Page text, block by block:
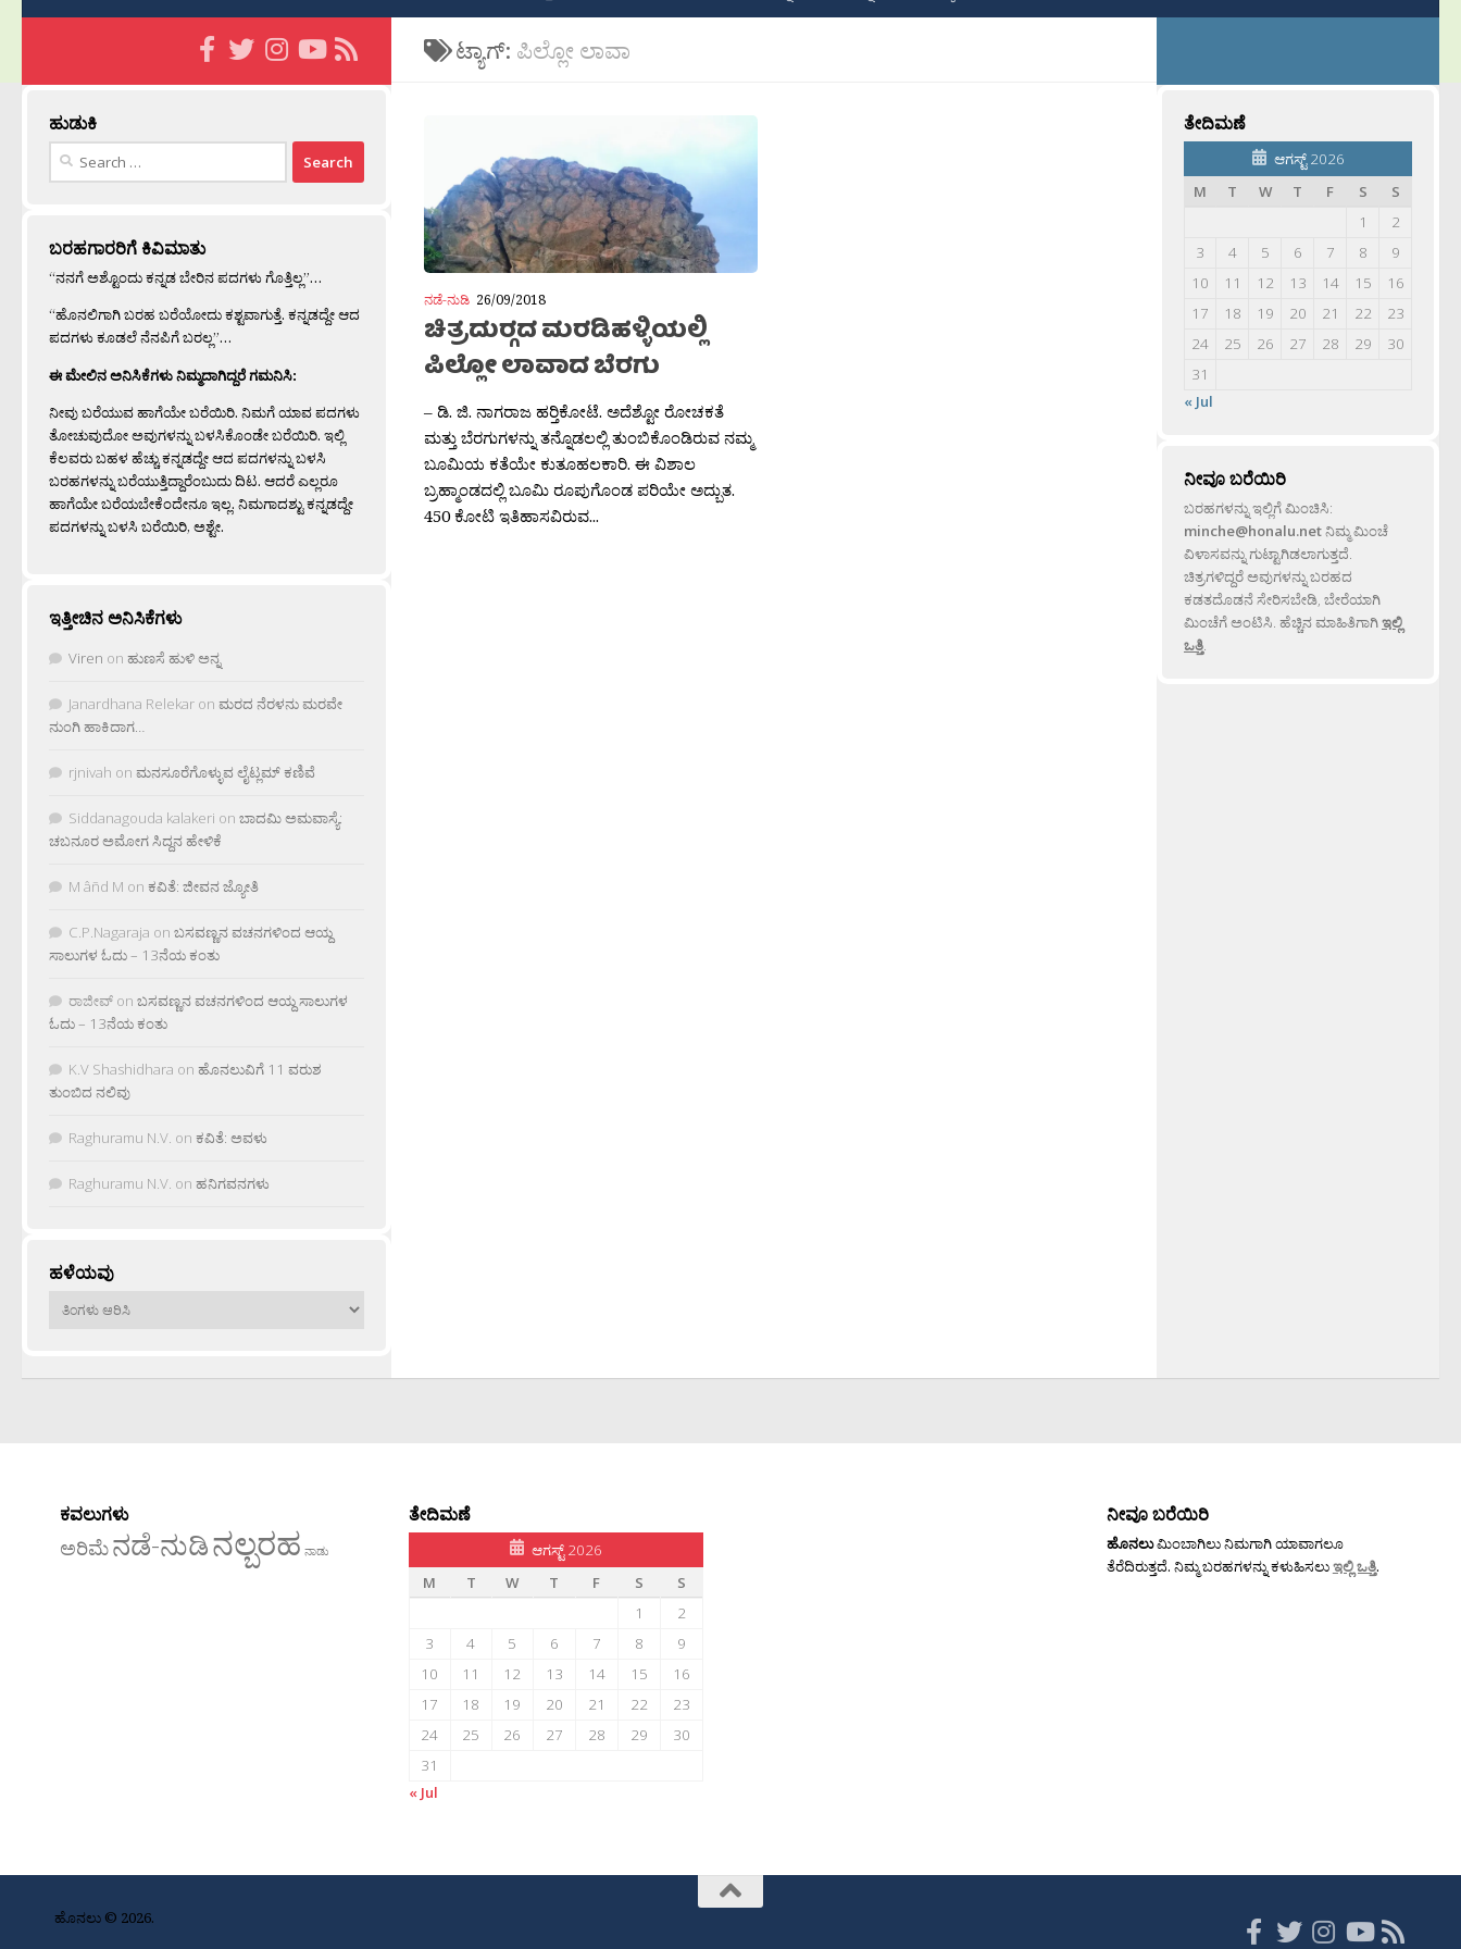
ಟ್ಯಾಗ್: ಪಿಲ್ಲೋ ಲಾವಾ
ನಡೆ-ನುಡಿ 26/09/2018
ಚಿತ್ರದುರ‍್ಗದ ಮರಡಿಹಳ್ಳಿಯಲ್ಲಿ
ಪಿಲ್ಲೋ ಲಾವಾದ ಬೆರಗು
– ಡಿ. ಜಿ. ನಾಗರಾಜ ಹರ‍್ತಿಕೋಟೆ. ಅದೆಶ್ಟೋ ರೋಚಕತೆ
ಮತ್ತು ಬೆರಗುಗಳನ್ನು ತನ್ನೊಡಲಲ್ಲಿ ತುಂಬಿಕೊಂಡಿರುವ ನಮ್ಮ
ಬೂಮಿಯ ಕತೆಯೇ ಕುತೂಹಲಕಾರಿ. ಈ ವಿಶಾಲ
ಬ್ರಹ್ಮಾಂಡದಲ್ಲಿ ಬೂಮಿ ರೂಪುಗೊಂಡ ಪರಿಯೇ ಅದ್ಬುತ.
450 ಕೋಟಿ ಇತಿಹಾಸವಿರುವ...
ಹುಡುಕಿ
Search
ಬರಹಗಾರರಿಗೆ ಕಿವಿಮಾತು
“ನನಗೆ ಅಶ್ಟೊಂದು ಕನ್ನಡ ಬೇರಿನ ಪದಗಳು ಗೊತ್ತಿಲ್ಲ”…
“ಹೊನಲಿಗಾಗಿ ಬರಹ ಬರೆಯೋದು ಕಶ್ಟವಾಗುತ್ತೆ. ಕನ್ನಡದ್ದೇ ಆದ
ಪದಗಳು ಕೂಡಲೆ ನೆನಪಿಗೆ ಬರಲ್ಲ”…
ಈ ಮೇಲಿನ ಅನಿಸಿಕೆಗಳು ನಿಮ್ಮದಾಗಿದ್ದರೆ ಗಮನಿಸಿ:
ನೀವು ಬರೆಯುವ ಹಾಗೆಯೇ ಬರೆಯಿರಿ. ನಿಮಗೆ ಯಾವ ಪದಗಳು
ತೋಚುವುದೋ ಅವುಗಳನ್ನು ಬಳಸಿಕೊಂಡೇ ಬರೆಯಿರಿ. ಇಲ್ಲಿ
ಕೆಲವರು ಬಹಳ ಹೆಚ್ಚು ಕನ್ನಡದ್ದೇ ಆದ ಪದಗಳನ್ನು ಬಳಸಿ
ಬರಹಗಳನ್ನು ಬರೆಯುತ್ತಿದ್ದಾರೆಂಬುದು ದಿಟ. ಆದರೆ ಎಲ್ಲರೂ
ಹಾಗೆಯೇ ಬರೆಯಬೇಕೆಂದೇನೂ ಇಲ್ಲ. ನಿಮಗಾದಶ್ಟು ಕನ್ನಡದ್ದೇ
ಪದಗಳನ್ನು ಬಳಸಿ ಬರೆಯಿರಿ, ಅಶ್ಟೇ.
ಇತ್ತೀಚಿನ ಅನಿಸಿಕೆಗಳು
Viren on ಹುಣಸೆ ಹುಳಿ ಅನ್ನ
Janardhana Relekar on ಮರದ ನೆರಳನು ಮರವೇ
ನುಂಗಿ ಹಾಕಿದಾಗ…
rjnivah on ಮನಸೂರೆಗೊಳ್ಳುವ ಲೈಟ್ಲಮ್ ಕಣಿವೆ
Siddanagouda kalakeri on ಬಾದಮಿ ಅಮವಾಸ್ಯೆ:
ಚಬನೂರ ಅಮೋಗ ಸಿದ್ದನ ಹೇಳಿಕೆ
M âñd M on ಕವಿತೆ: ಜೀವನ ಜ್ಯೋತಿ
C.P.Nagaraja on ಬಸವಣ್ಣನ ವಚನಗಳಿಂದ ಆಯ್ದ
ಸಾಲುಗಳ ಓದು – 13ನೆಯ ಕಂತು
ರಾಜೀವ್ on ಬಸವಣ್ಣನ ವಚನಗಳಿಂದ ಆಯ್ದ ಸಾಲುಗಳ
ಓದು – 13ನೆಯ ಕಂತು
K.V Shashidhara on ಹೊನಲುವಿಗೆ 11 ವರುಶ
ತುಂಬಿದ ನಲಿವು
Raghuramu N.V. on ಕವಿತೆ: ಅವಳು
Raghuramu N.V. on ಹನಿಗವನಗಳು
ಹಳೆಯವು
ಹಳೆಯವು
ತೇದಿಮಣೆ
ಆಗಸ್ಟ್ 2026
M
T W T F S
S
1
2
3
4 5 6 7 8
9
10
11 12 13 14 15
16
17
18 19 20 21 22
23
24
25 26 27 28 29
30
31
« Jul
ನೀವೂ ಬರೆಯಿರಿ
ಬರಹಗಳನ್ನು ಇಲ್ಲಿಗೆ ಮಿಂಚಿಸಿ:
minche@honalu.netನಿಮ್ಮ ಮಿಂಚೆ
ವಿಳಾಸವನ್ನು ಗುಟ್ಟಾಗಿಡಲಾಗುತ್ತದೆ.
ಚಿತ್ರಗಳಿದ್ದರೆ ಅವುಗಳನ್ನು ಬರಹದ
ಕಡತದೊಡನೆ ಸೇರಿಸಬೇಡಿ, ಬೇರೆಯಾಗಿ
ಮಿಂಚೆಗೆ ಅಂಟಿಸಿ. ಹೆಚ್ಚಿನ ಮಾಹಿತಿಗಾಗಿಇಲ್ಲಿ
ಒತ್ತಿ.
ಕವಲುಗಳು
ಅರಿಮೆನಡೆ-ನುಡಿನಲ್ಬರಹ ನಾಡು
ತೇದಿಮಣೆ
ಆಗಸ್ಟ್ 2026
M
T W T F S
S
1
2
3
4 5 6 7 8
9
10
11 12 13 14 15
16
17
18 19 20 21 22
23
24
25 26 27 28 29
30
31
« Jul
ನೀವೂ ಬರೆಯಿರಿ
ಹೊನಲುಮಿಂಬಾಗಿಲು ನಿಮಗಾಗಿ ಯಾವಾಗಲೂ
ತೆರೆದಿರುತ್ತದೆ. ನಿಮ್ಮ ಬರಹಗಳನ್ನು ಕಳುಹಿಸಲುಇಲ್ಲಿ ಒತ್ತಿ.
ಹೊನಲು © 2026.